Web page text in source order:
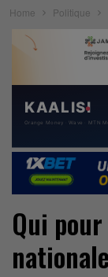
Home Politique
Qui